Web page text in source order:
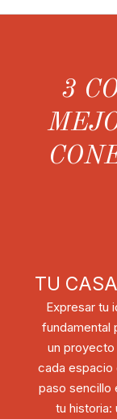
3
TU
Expresar tu
fundamental
un
cada espacio
paso sencillo
tu historia: